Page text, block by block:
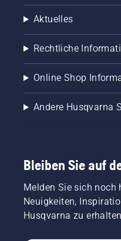
Aktuelles
Rechtliche
Online Shop
Andere Husqvarna
Bleiben Sie auf
Melden Sie sich noch
Neuigkeiten,
Husqvarna zu